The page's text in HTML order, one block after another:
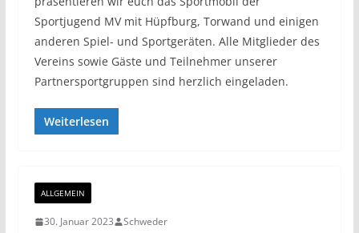
Sportjugend MV mit Hüpfburg, Torwand und einigen
anderen Spiel- und Sportgeräten. Alle Mitglieder des
Vereins sowie Gäste und Teilnehmer unserer
Partnersportgruppen sind herzlich eingeladen.
Weiterlesen
ALLGEMEIN
30. Januar 2023 Schweder